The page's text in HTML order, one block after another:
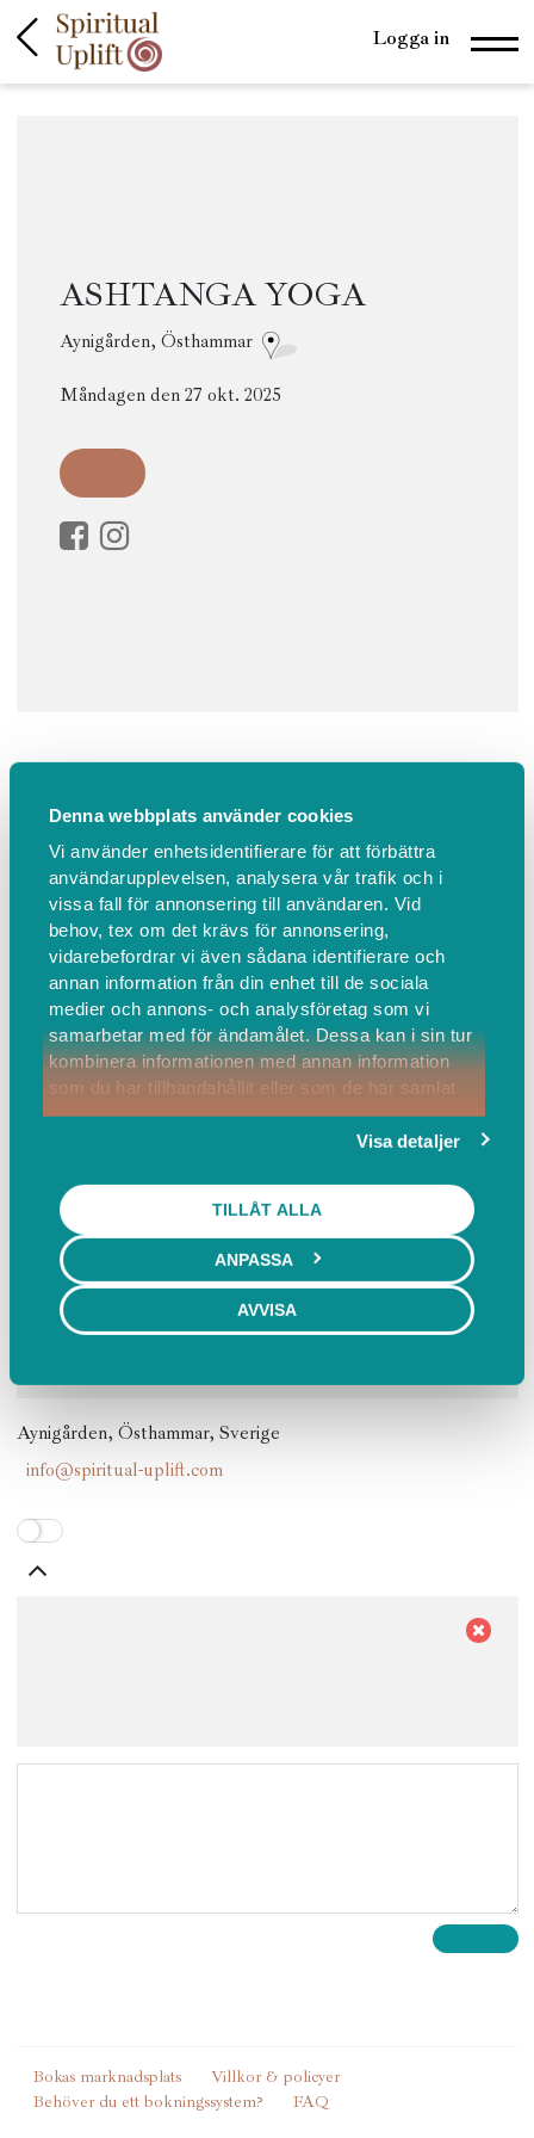
Denna webbplats använder cookies
Vi använder enhetsidentifierare för att förbättra
användarupplevelsen, analysera vår trafik och i
vissa fall för annonsering till användaren. Vid
behov, tex om det krävs för annonsering,
vidarebefordrar vi även sådana identifierare och
annan information från din enhet till de sociala
medier och annons- och analysföretag som vi
samarbetar med för ändamålet. Dessa kan i sin tur
kombinera informationen med annan information
som du har tillhandahållit eller som de har samlat
in när du har använt deras tjänster.
Visa detaljer
TILLÅT ALLA
ANPASSA
AVVISA
Logga in
ASHTANGA YOGA
Aynigården, Östhammar
Måndagen den 27 okt. 2025
Biljetter
Aynigården, Östhammar, Sverige
info@spiritual-uplift.com
Bokas marknadsplats
Villkor & policyer
Behöver du ett bokningssystem?
FAQ